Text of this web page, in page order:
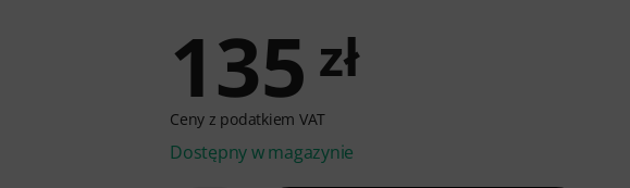
135 zł
Ceny z podatkiem VAT
Dostępny w magazynie